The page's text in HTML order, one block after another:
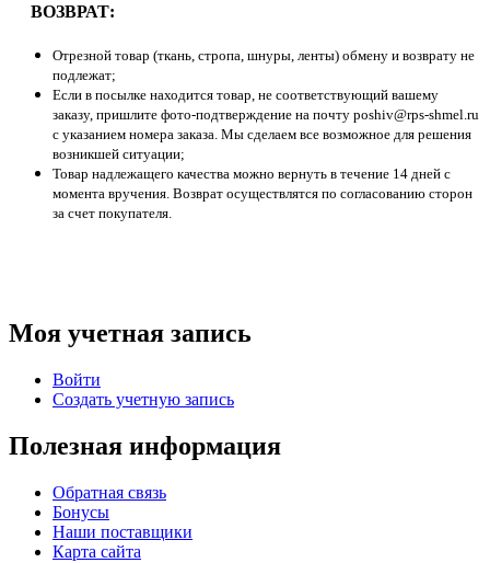
ВОЗВРАТ:
Отрезной товар (ткань, стропа, шнуры, ленты) обмену и возврату не
подлежат;
Если в посылке находится товар, не соответствующий вашему
заказу, пришлите фото-подтверждение на почту poshiv@rps-shmel.ru
с указанием номера заказа. Мы сделаем все возможное для решения
возникшей ситуации;
Товар надлежащего качества можно вернуть в течение 14 дней с
момента вручения. Возврат осуществлятся по согласованию сторон
за счет покупателя.
Моя учетная запись
Войти
Создать учетную запись
Полезная информация
Обратная связь
Бонусы
Наши поставщики
Карта сайта